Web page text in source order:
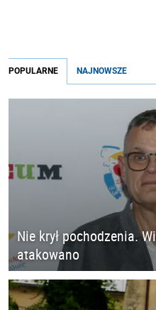
POPULARNE NAJNOWSZE
Nie krył pochodzenia.
atakowano